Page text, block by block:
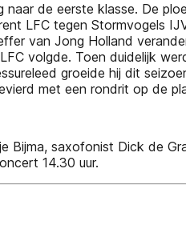
de eerste klasse. De
LFC tegen Stormvogels
van Jong Holland
volgde. Toen duidelijk
groeide hij dit
met een rondrit op de
Bijma, saxofonist Dick de
14.30 uur.